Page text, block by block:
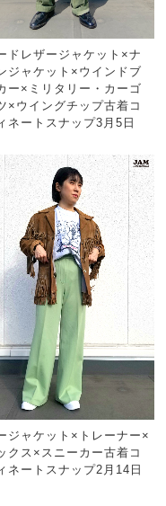
ドレザージャケット×ナ
ジャケット×ウインドブ
ー×ミリタリー・カーゴ
×ウイングチップ古着コ
ネートスナップ3月5日
ジャケット×トレーナー×
クス×スニーカー古着コ
ネートスナップ2月14日